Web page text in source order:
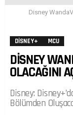
Disney
DISNEY+ MCU
DISNEY
OLACAĞINI
Disney:
Bölümden